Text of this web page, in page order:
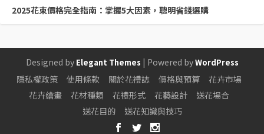
2025花束價格完全指南：掌握5大因素，聰明省錢選購
Designed by Elegant Themes | Powered byWordPress
隱私權政策 使用條款 關於花禮誌 價格與預算
花卉市場
花卉繪畫
花材種類 花禮形式 花藝設計
送花場合
送花目的
送花知識與技巧